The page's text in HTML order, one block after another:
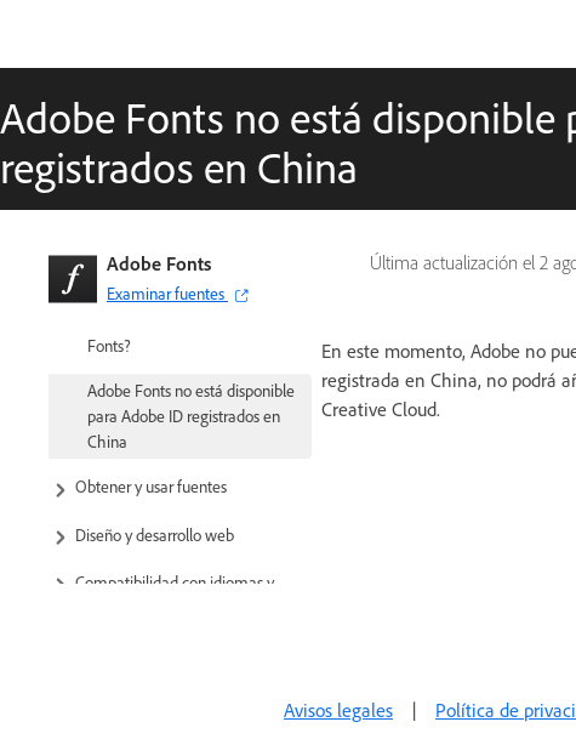
Adobe Fonts no está disponible
registrados en China
Última actualización el 2
Adobe Fonts
Examinar fuentes
Fuentes web de Adobe Fonts
Creative Cloud para empresas
Fuentes eliminadas
¿Por qué se me pide que compre
Fonts?
Adobe Fonts no está disponible
para Adobe ID registrados en
China
Obtener y usar fuentes
Diseño y desarrollo web
Compatibilidad con idiomas y
En este momento, Adobe no
registrada en China, no podrá
Creative Cloud.
Avisos legales | Política de